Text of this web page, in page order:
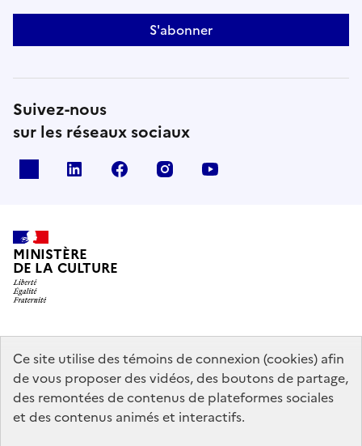
Ce site utilise des témoins de connexion (cookies) afin
de vous proposer des vidéos, des boutons de partage,
des remontées de contenus de plateformes sociales
et des contenus animés et interactifs.
S'abonner
Suivez-nous
sur les réseaux sociaux
linkedin facebook instagram
MINISTÈRE
DE LA CULTURE
data.gouv.fr legifrance.gouv.fr
info.gouv.fr
service-public.gouv.fr